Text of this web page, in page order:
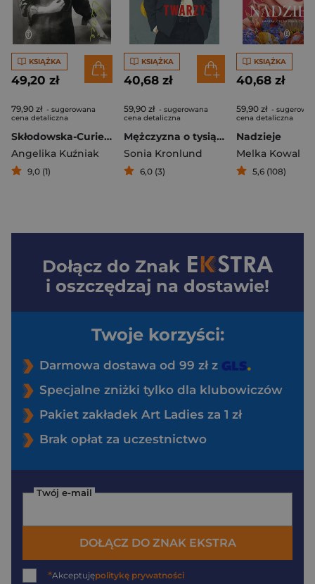
KSIĄŻKA
49,20 zł
79,90 zł - sugerowana
cena detaliczna
Skłodowska-Curie. Rebeliantka
Angelika Kuźniak
9,0 (1)
KSIĄŻKA
40,68 zł
59,90 zł - sugerowana
cena detaliczna
Mężczyzna o tysiącu twarzy
Sonia Kronlund
6,0 (3)
KSIĄŻKA
40,68 zł
59,90 zł -
cena detaliczna
Nadzieje
Melka Kowal
5,6 (108)
Dołącz do Znak
i oszczędzaj na dostawie!
Twoje korzyści:
Darmowa dostawa od 99 zł z
Specjalne zniżki tylko dla klubowiczów
Pakiet zakładek Art Ladies za 1 zł
Brak opłat za uczestnictwo
Twój e-mail
DOŁĄCZ DO ZNAK EKSTRA
*Akceptujępolitykę prywatności